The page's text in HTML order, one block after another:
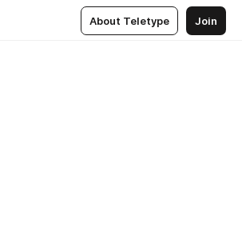
About Teletype Join